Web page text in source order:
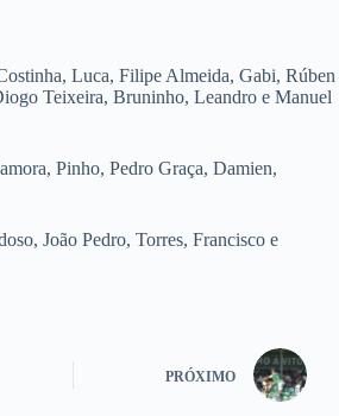
Luca, Filipe Almeida, Gabi, Rúben
Teixeira, Bruninho, Leandro e Manuel
Pinho, Pedro Graça, Damien,
João Pedro, Torres, Francisco e
PRÓXIMO